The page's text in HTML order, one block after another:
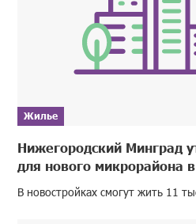
Жилье
Нижегородский Минград
для нового микрорайона
В новостройках смогут жить 11